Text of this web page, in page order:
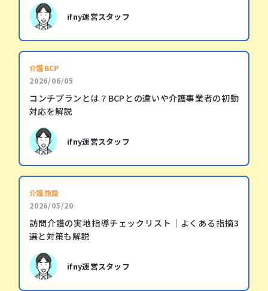
ifny運営スタッフ
介護BCP
2026/06/05
コンチプランとは？BCPとの違いや介護事業者の初動
対応を解説
ifny運営スタッフ
介護施設
2026/05/20
訪問介護の実地指導チェックリスト｜よくある指摘3
選と対策も解説
ifny運営スタッフ